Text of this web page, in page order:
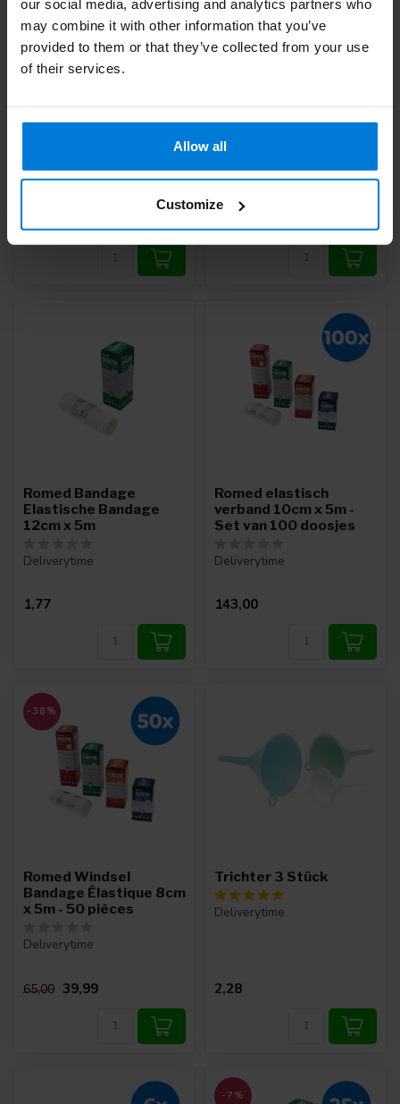
our social media, advertising and analytics partners who
may combine it with other information that you’ve
provided to them or that they’ve collected from your use
of their services.
Allow all
Customize
Arnika-Schaum – 12er-
Set
Deliverytime
Romed Bandage
Elastische Bandage
12cm x 5m
Deliverytime
1,77
Romed elastisch
verband 10cm x 5m -
Set van 100 doosjes
Deliverytime
143,00
-38%
Romed Windsel
Bandage Élastique 8cm
x 5m - 50 pièces
Deliverytime
65,00 39,99
Trichter 3 Stück
Deliverytime
2,28
-7%